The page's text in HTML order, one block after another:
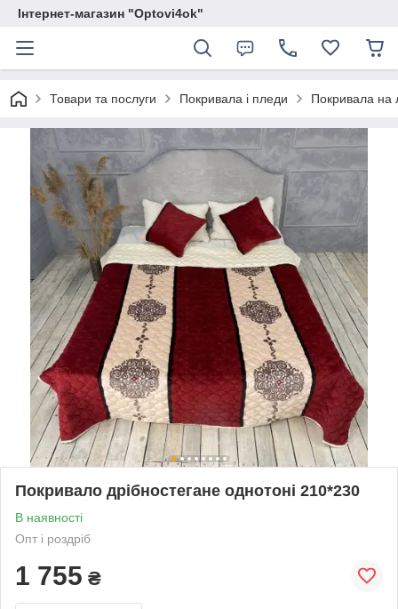
Інтернет-магазин "Optovi4ok"
Товари та послуги Покривала і пледи Покривала на
Покривало дрібностегане однотоні 210*230
В наявності
Опт і роздріб
1 755 ₴